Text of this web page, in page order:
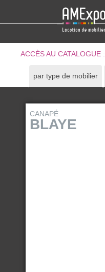
ACCÈS AU CATALOGUE :
par type de mobilier
CANAPÉ
BLAYE